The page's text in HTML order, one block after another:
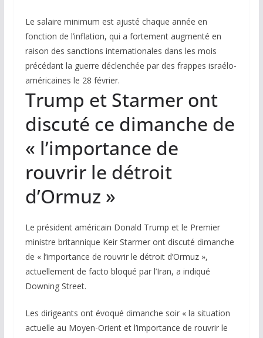
Le salaire minimum est ajusté chaque année en
fonction de l’inflation, qui a fortement augmenté en
raison des sanctions internationales dans les mois
précédant la guerre déclenchée par des frappes israélo-
américaines le 28 février.
Trump et Starmer ont
discuté ce dimanche de
« l’importance de
rouvrir le détroit
d’Ormuz »
Le président américain Donald Trump et le Premier
ministre britannique Keir Starmer ont discuté dimanche
de « l’importance de rouvrir le détroit d’Ormuz »,
actuellement de facto bloqué par l’Iran, a indiqué
Downing Street.
Les dirigeants ont évoqué dimanche soir « la situation
actuelle au Moyen-Orient et l’importance de rouvrir le